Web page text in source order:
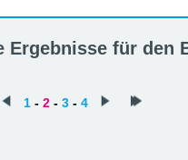
Ergebnisse für den
1 - 2 - 3 - 4